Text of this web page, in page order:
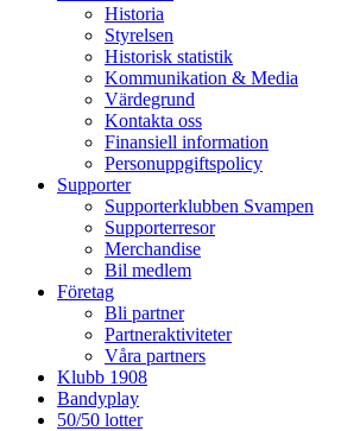
Historia
Styrelsen
Historisk statistik
Kommunikation & Media
Värdegrund
Kontakta oss
Finansiell information
Personuppgiftspolicy
Supporter
Supporterklubben Svampen
Supporterresor
Merchandise
Bil medlem
Företag
Bli partner
Partneraktiviteter
Våra partners
Klubb 1908
Bandyplay
50/50 lotter